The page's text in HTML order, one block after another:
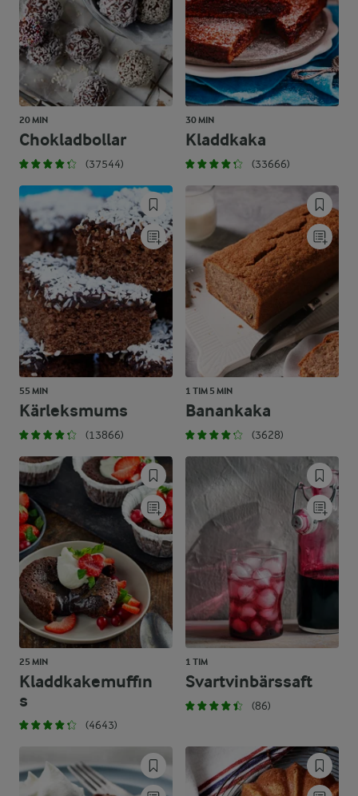
20 MIN
Chokladbollar
(37544)
30 MIN
Kladdkaka
(33666)
55 MIN
Kärleksmums
(13866)
1 TIM 5 MIN
Banankaka
(3628)
25 MIN
Kladdkakemuffin
s
(4643)
1 TIM
Svartvinbärssaft
(86)